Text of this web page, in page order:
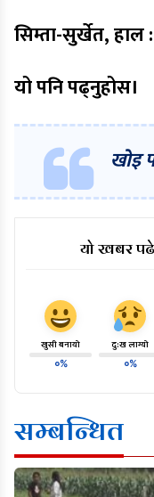
सिम्ता-सुर्खेत, हाल
यो पनि पढ्नुहोस।
खोइ
यो खबर
खुसी बनायो
०%
दु:ख लाग्यो
०%
सम्बन्धित